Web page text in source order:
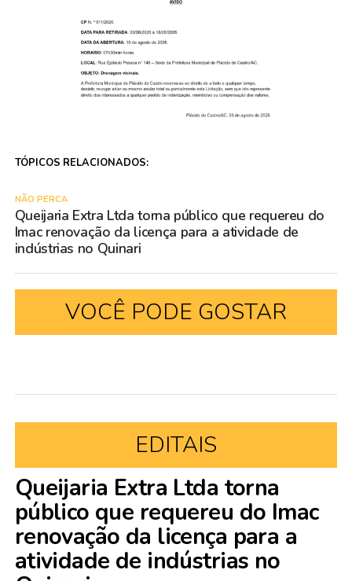
TÓPICOS RELACIONADOS:
NÃO PERCA
Queijaria Extra Ltda torna público que requereu do
Imac renovação da licença para a atividade de
indústrias no Quinari
VOCÊ PODE GOSTAR
EDITAIS
Queijaria Extra Ltda torna
público que requereu do Imac
renovação da licença para a
atividade de indústrias no